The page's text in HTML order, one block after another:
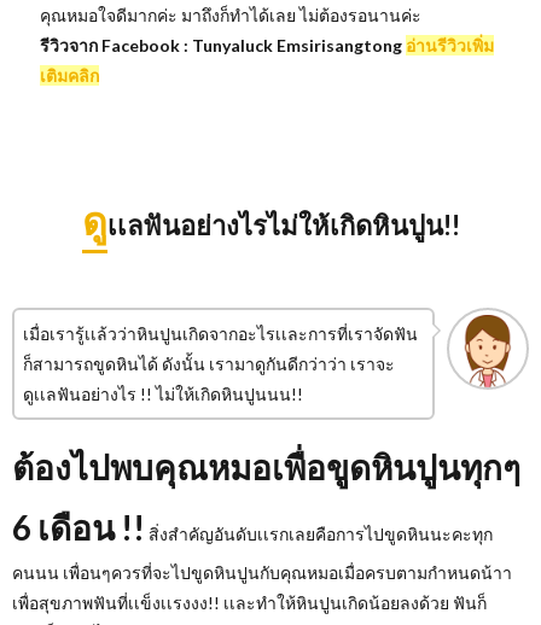
คุณหมอใจดีมากค่ะ มาถึงก็ทำได้เลย ไม่ต้องรอนานค่ะ
รีวิวจาก Facebook : Tunyaluck Emsirisangtong อ่านรีวิวเพิ่ม
เติมคลิก
ดูเเลฟันอย่างไรไม่ให้เกิดหินปูน!!
เมื่อเรารู้เเล้วว่าหินปูนเกิดจากอะไรเเละการที่เราจัดฟัน
ก็สามารถขูดหินได้ ดังนั้น เรามาดูกันดีกว่าว่า เราจะ
ดูเเลฟันอย่างไร !! ไม่ให้เกิดหินปูนนน!!
ต้องไปพบคุณหมอเพื่อขูดหินปูนทุกๆ
6 เดือน !! สิ่งสำคัญอันดับเเรกเลยคือการไปขูดหินนะคะทุก
คนนน เพื่อนๆควรที่จะไปขูดหินปูนกับคุณหมอเมื่อครบตามกำหนดน้าา
เพื่อสุขภาพฟันที่เเข็งเเรงงง!! เเละทำให้หินปูนเกิดน้อยลงด้วย ฟันก็